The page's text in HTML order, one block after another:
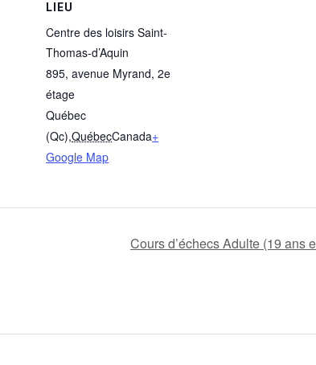
LIEU
Centre des loisirs Saint-
Thomas-d’Aquin
895, avenue Myrand, 2e
étage
Québec
(Qc),QuébecCanada+
Google Map
Cours d’échecs Adulte (19 ans